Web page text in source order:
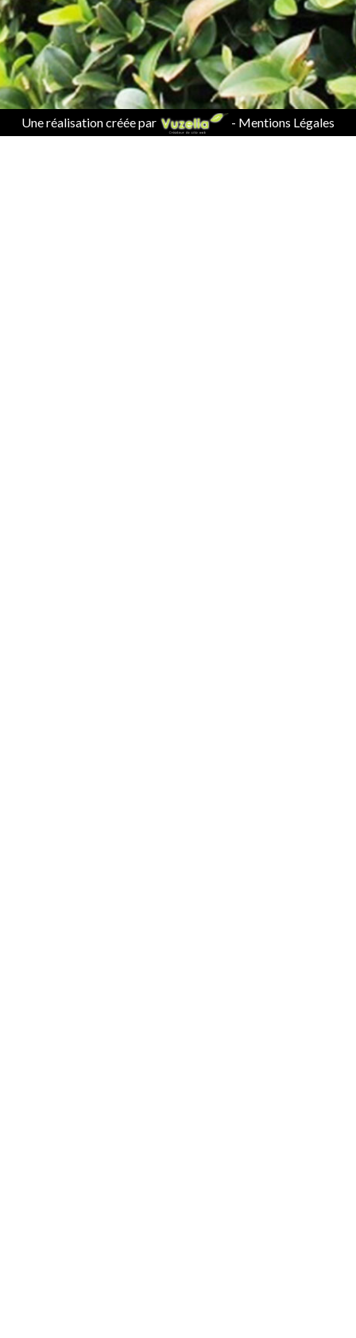
Une réalisation créée par - Mentions Légales